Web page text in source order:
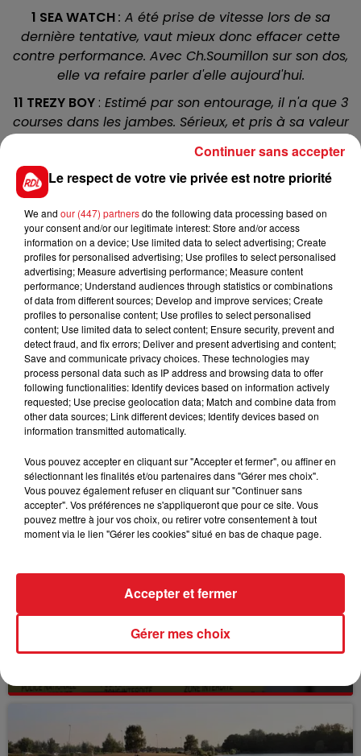
1 SEA WATCH: A été prise de vitesse lors de sa
dernière tentative, vaut mieux donc effacer cette
contre performance. Avec Ch.Soumillon sur son dos,
elle va refaire parler d'elle aujourd'hui.
11 TREZY BOY: Estimé par son entourage, il n'a que 3
courses dans les jambes. Sérieux, et pris à sa valeur
2 TERRE DE FRANCE
: A conclu sur la troisième marche
du podium lors d'un quinté mi juillet sur cette piste. II
fait souvent une course sur deux et sera dans la
bonne balance dans cette épreuve
3 KAMARON:Vient de battre un bon élément à
Clairefontaine fin août, avant il avait réussi aussi une
belle performance sur ce parcours. Pour son premier
quinté il sera à surveiller de très près.
8 MOSCOU:Après cinq tentatives honorable, elle
vient d'ouvrir son palmarès dans un bon lot. Adepte
des courses en tête, elle peut se garder un accessit
en fin de combinaison.
FIL D'ACTUS
BÉTHUNE: ENQUÊTE POUR HOMICIDE
Selon les premiers éléments, le logement servait
Le respect de votre vie privée est notre priorité
We and our (447) partnersdo the following data processing based on
your consent and/or our legitimate interest: Store and/or access
information on a device; Use limited data to select advertising; Create
profiles for personalised advertising; Use profiles to select personalised
advertising; Measure advertising performance; Measure content
performance; Understand audiences through statistics or combinations
of data from different sources; Develop and improve services; Create
profiles to personalise content; Use profiles to select personalised
content; Use limited data to select content; Ensure security, prevent and
detect fraud, and fix errors; Deliver and present advertising and content;
Save and communicate privacy choices. These technologies may
process personal data such as IP address and browsing data to offer
following functionalities: Identify devices based on information actively
requested; Use precise geolocation data; Match and combine data from
other data sources; Link different devices; Identify devices based on
information transmitted automatically.
Vous pouvez accepter en cliquant sur "Accepter et fermer", ou affiner en
sélectionnant les finalités et/ou partenaires dans "Gérer mes choix".
Vous pouvez également refuser en cliquant sur "Continuer sans
accepter". Vos préférences ne s'appliqueront que pour ce site. Vous
pouvez mettre à jour vos choix, ou retirer votre consentement à tout
moment via le lien "Gérer les cookies" situé en bas de chaque page.
Gérer mes choix
Accepter et fermer
Continuer sans accepter